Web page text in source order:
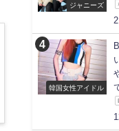
ジャニーズ
韓国女性アイドル